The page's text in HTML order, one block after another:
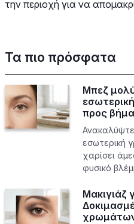
την περιοχή για να
Τα πιο πρόσφατα
Μπεζ
προς βήμα
εσωτερική
χαρίσει
φυσικό
Μακιγιάζ